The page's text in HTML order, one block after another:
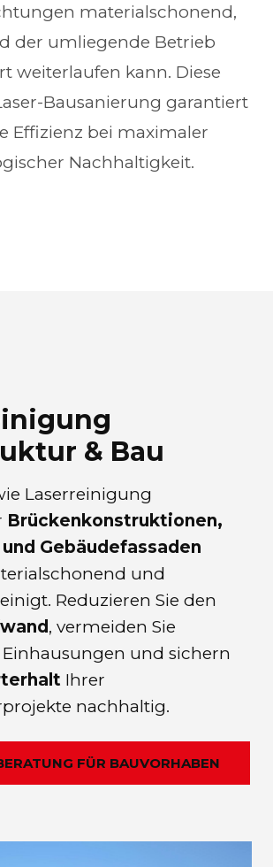
materialschonend,
der umliegende Betrieb
weiterlaufen kann. Diese
Bausanierung garantiert
Effizienz bei maximaler
Nachhaltigkeit.
& Bau
Laserreinigung
Brückenkonstruktionen,
Gebäudefassaden
und
Reduzieren Sie den
, vermeiden Sie
und sichern
Ihrer
nachhaltig.
FÜR BAUVORHABEN